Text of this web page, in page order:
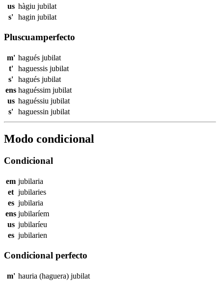
us hàgiu jubilat
s' hagin jubilat
Pluscuamperfecto
m' hagués jubilat
t'
haguessis jubilat
s' hagués jubilat
ens haguéssim jubilat
us haguéssiu jubilat
s' haguessin jubilat
Modo condicional
Condicional
em jubilaria
et jubilaries
es jubilaria
ens jubilaríem
us jubilaríeu
es jubilarien
Condicional perfecto
m' hauria (haguera) jubilat